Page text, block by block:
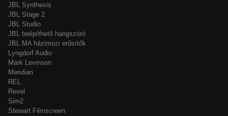
JBL Synthesis
JBL Stage 2
JBL Studio
JBL beépíthető hangszóró
JBL MA házimozi erősítők
Lyngdorf Audio
Mark Levinson
Meridian
REL
Revel
Sim2
Stewart Filmscreen